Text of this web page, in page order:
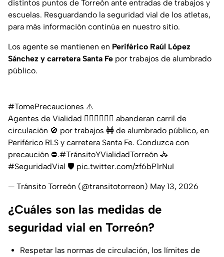
distintos puntos de Torreón ante entradas de trabajos y
escuelas. Resguardando la seguridad vial de los atletas,
para más información continúa en nuestro sitio.
Los agente se mantienen en Periférico Raúl López
Sánchez y carretera Santa Fe por trabajos de alumbrado
público.
#TomePrecauciones ⚠️
Agentes de Vialidad 👮🏻‍♀️👮🏻‍♂️ abanderan carril de
circulación 🚫 por trabajos 🚧 de alumbrado público, en
Periférico RLS y carretera Santa Fe. Conduzca con
precaución ⛔.#TránsitoYVialidadTorreón 🚓
#SeguridadVial 🛡️ pic.twitter.com/zf6bP1rNuI
— Tránsito Torreón (@transitotorreon) May 13, 2026
¿Cuáles son las medidas de
seguridad vial en Torreón?
Respetar las normas de circulación, los límites de